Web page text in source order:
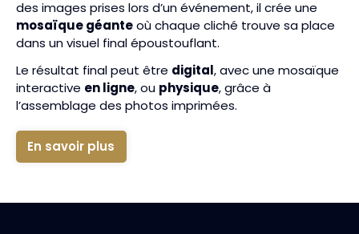
des images prises lors d’un événement, il crée une
mosaïque géanteoù chaque cliché trouve sa place
dans un visuel final époustouflant.
Le résultat final peut être digital, avec une mosaïque
interactive en ligne, ou physique, grâce à
l’assemblage des photos imprimées.
En savoir plus